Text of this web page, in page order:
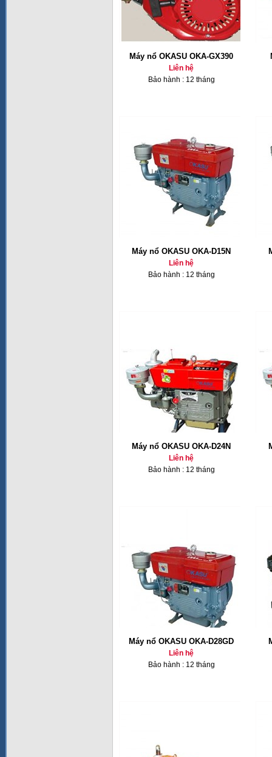
Máy nổ OKASU OKA-GX390
Liên hệ
Bảo hành : 12 tháng
Máy nổ OKASU OKA-D15N
Liên hệ
Bảo hành : 12 tháng
Máy nổ OKASU OKA-D24N
Liên hệ
Bảo hành : 12 tháng
Máy nổ OKASU OKA-D28GD
Liên hệ
Bảo hành : 12 tháng